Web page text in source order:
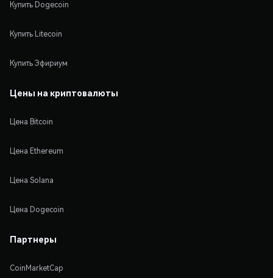
Купить Dogecoin
Купить Litecoin
Купить Эфириум
Цены на криптовалюты
Цена Bitcoin
Цена Ethereum
Цена Solana
Цена Dogecoin
Партнеры
CoinMarketCap